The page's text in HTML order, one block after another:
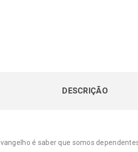
DESCRIÇÃO
é saber que somos